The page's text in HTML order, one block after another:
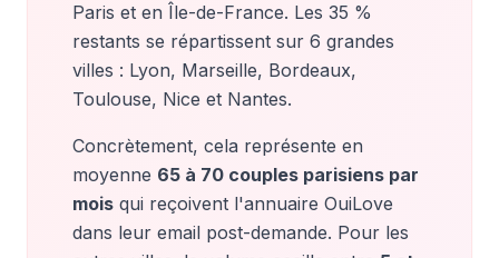
Paris et en Île-de-France. Les 35 %
restants se répartissent sur 6 grandes
villes : Lyon, Marseille, Bordeaux,
Toulouse, Nice et Nantes.
Concrètement, cela représente en
moyenne 65 à 70 couples parisiens par
mois qui reçoivent l'annuaire OuiLove
dans leur email post-demande. Pour les